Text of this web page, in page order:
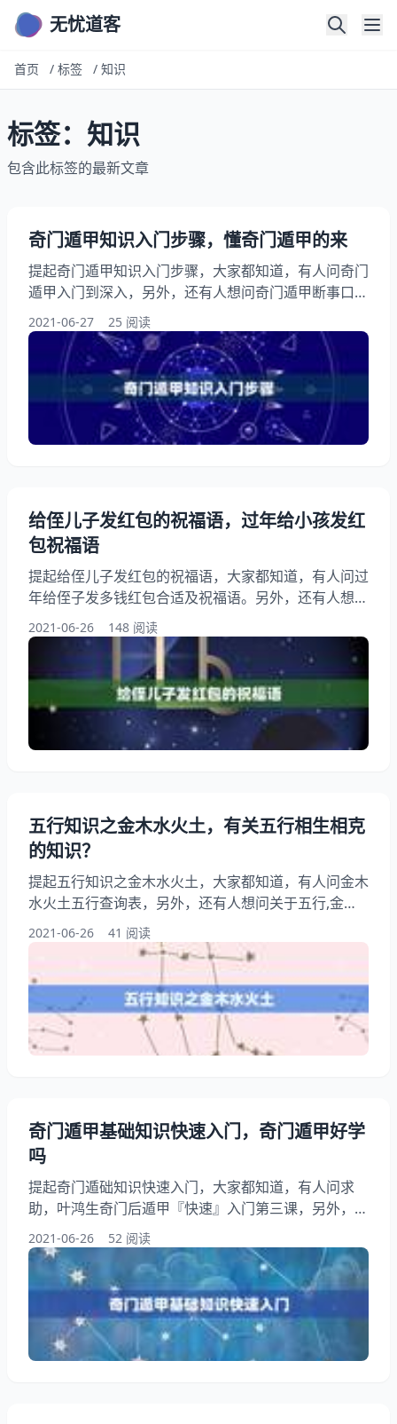
无忧道客
首页 / 标签 / 知识
标签：知识
包含此标签的最新文章
奇门遁甲知识入门步骤，懂奇门遁甲的来
提起奇门遁甲知识入门步骤，大家都知道，有人问奇门
遁甲入门到深入，另外，还有人想问奇门遁甲断事口
诀，你知道这是怎么回事？其实奇门遁甲在那学，下面
就一起来看看懂奇门遁甲的来，希望能够帮助到大家！
奇门遁甲知识入门步骤 首先,原告想找被告和解,如果打,
目前证据不足,暂也不会授理 你爸是否是因为生意或钱
房子之类打官司 《奇门遁甲》的原文与白话文 奇门刚
开始要怎么入门？谢谢了，帮忙啊 奇门遁甲具体怎么
应用
2021-06-27 25 阅读
给侄儿子发红包的祝福语，过年给小孩发红
包祝福语
提起给侄儿子发红包的祝福语，大家都知道，有人问过
年给侄子发多钱红包合适及祝福语。另外，还有人想问
侄子的儿子过100天我红包上应该怎么写祝福语？你知
道这是怎么回事？其实侄子过生日发微信红包祝福语，
下面就一起来看看过年给小孩发红包祝福语，希望能够
帮助到大家！ 给侄儿子发红包的祝福语 过年给小孩发
红包祝福语:祝小朋友节日快乐！学习进步！新的一年
开开心心！健康快乐成长！爸爸妈妈因你而骄傲
2021-06-26 148 阅读
五行知识之金木水火土，有关五行相生相克
的知识？
提起五行知识之金木水火土，大家都知道，有人问金木
水火土五行查询表，另外，还有人想问关于五行,金木
水火土，你知道这是怎么回事？其实【急求】五行金木
水火土的知识，下面就一起来看看有关五行相生相克的
知识？希望能够帮助到大家！ 五行知识之金木水火土
为什么管金木水火土叫五行呢？ 古时候人傻不懂科学
胡编娱乐用的 五行里的金木水火土是怎么循环的，怎
么相克相生的？ 五行相生：金生水，水生木，木生
火，火生土
2021-06-26 41 阅读
奇门遁甲基础知识快速入门，奇门遁甲好学
吗
提起奇门遁础知识快速入门，大家都知道，有人问求
助，叶鸿生奇门后遁甲『快速』入门第三课，另外，还
有人想问奇门遁甲入门到深入，你知道这是怎么回事？
其实奇门遁甲断事口诀，下面就一起来看看奇门遁甲好
学吗，希望能够帮助到大家！ 奇门遁础知识快速入门
你要学法奇门还是理奇门。奇门遁甲初学入门口诀。
法奇门就是，念驱，祈福等，这个会的人很少，多为一
些内部传授。 理奇门古代是排兵布阵，又叫帝王之学
2021-06-26 52 阅读